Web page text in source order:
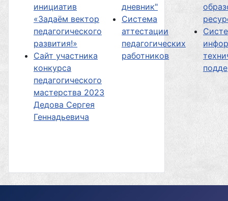
инициатив
«Задаём вектор
педагогического
развития!»
Сайт участника
конкурса
педагогического
мастерства 2023
Дедова Сергея
Геннадьевича
дневник"
Система
аттестации
педагогических
работников